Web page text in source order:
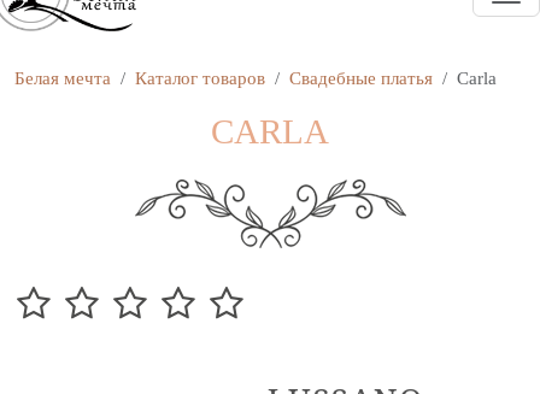
Белая мечта Каталог товаров Свадебные платья Carla
CARLA